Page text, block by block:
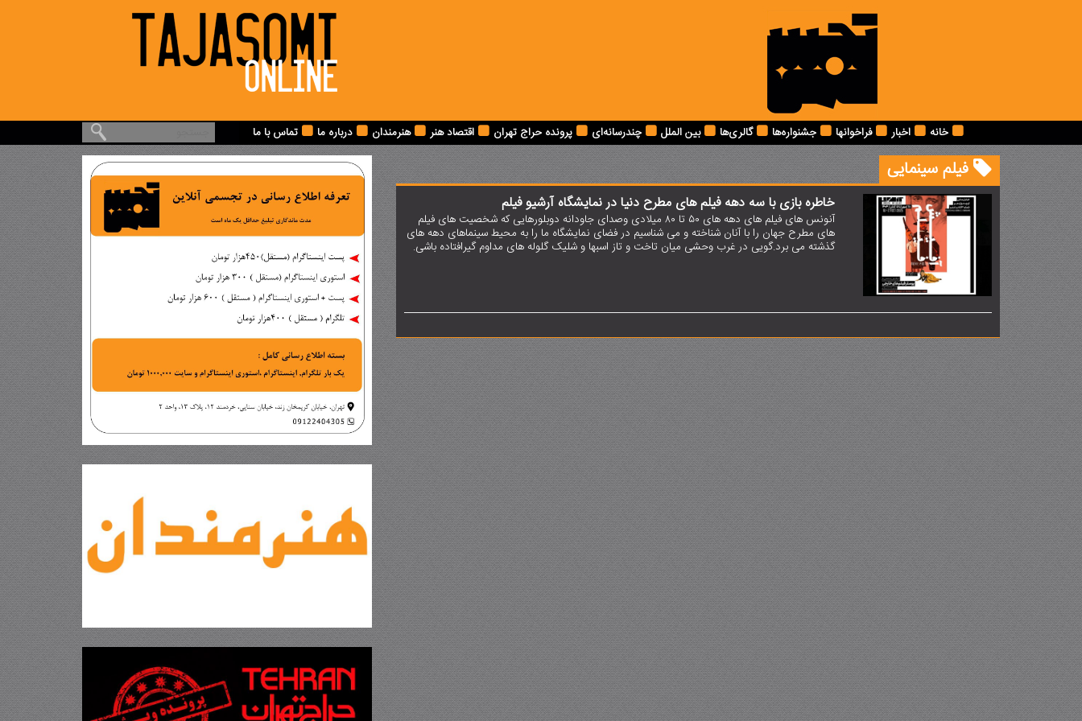
خانه اخبار فراخوانها جشنواره‌ها گالری‌ها بین الملل چندرسانه‌ای پرونده حراج تهران اقتصاد هنر هنرمندان درباره ما تماس با ما
فیلم سینمایی
خاطره بازی با سه دهه فیلم های مطرح دنیا در نمایشگاه آرشیو فیلم
آنونس های فیلم های دهه های 50 تا 80 میلادی وصدای جاودانه دوبلورهایی که شخصیت های فیلم
های مطرح جهان را با آنان شناخته و می شناسیم در فضای نمایشگاه ما را به محیط سینماهای دهه های
گذشته می برد.گویی در غرب وحشی میان تاخت و تاز اسبها و شلیک گلوله های مداوم گیرافتاده باشی.